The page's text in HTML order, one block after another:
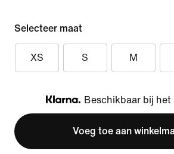
Selecteer maat
XS S M
Klarna
Beschikbaar bij het
Voeg toe aan